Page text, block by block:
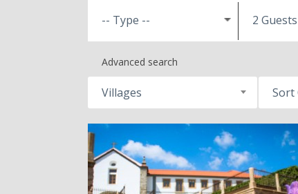
2 Guests
Advanced search
Villages Sort